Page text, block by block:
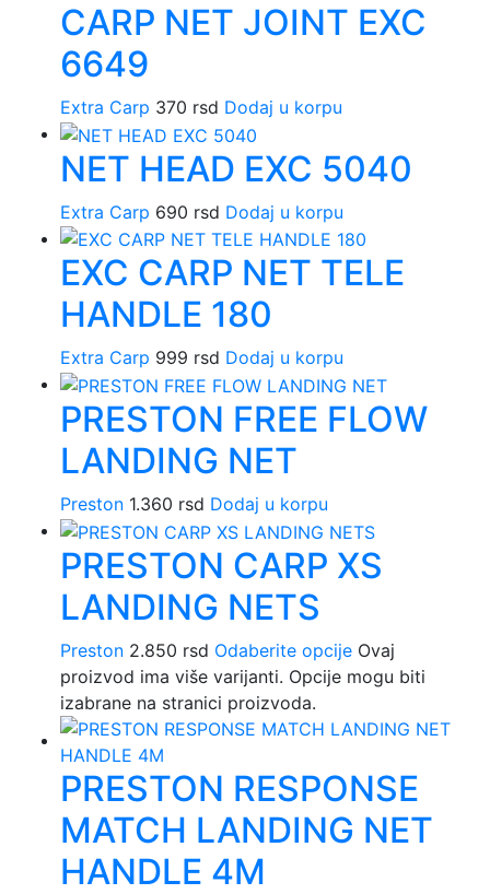
CARP NET JOINT EXC
6649
Extra Carp 370 rsd Dodaj u korpu
NET HEAD EXC 5040
Extra Carp 690 rsd Dodaj u korpu
EXC CARP NET TELE
HANDLE 180
Extra Carp 999 rsd Dodaj u korpu
PRESTON FREE FLOW
LANDING NET
Preston 1.360 rsd Dodaj u korpu
PRESTON CARP XS
LANDING NETS
Preston 2.850 rsd Odaberite opcije Ovaj
proizvod ima više varijanti. Opcije mogu biti
izabrane na stranici proizvoda.
PRESTON RESPONSE
MATCH LANDING NET
HANDLE 4M